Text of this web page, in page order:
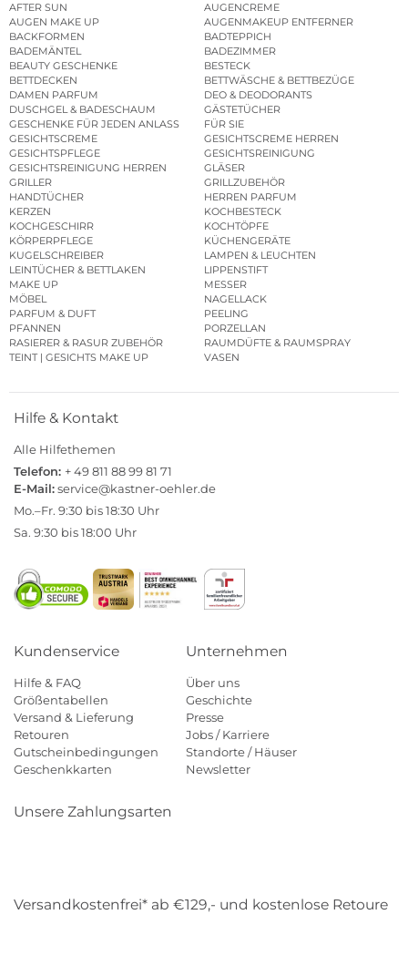
AFTER SUN
AUGENCREME
AUGEN MAKE UP
AUGENMAKEUP ENTFERNER
BACKFORMEN
BADTEPPICH
BADEMÄNTEL
BADEZIMMER
BEAUTY GESCHENKE
BESTECK
BETTDECKEN
BETTWÄSCHE & BETTBEZÜGE
DAMEN PARFUM
DEO & DEODORANTS
DUSCHGEL & BADESCHAUM
GÄSTETÜCHER
GESCHENKE FÜR JEDEN ANLASS
FÜR SIE
GESICHTSCREME
GESICHTSCREME HERREN
GESICHTSPFLEGE
GESICHTSREINIGUNG
GESICHTSREINIGUNG HERREN
GLÄSER
GRILLER
GRILLZUBEHÖR
HANDTÜCHER
HERREN PARFUM
KERZEN
KOCHBESTECK
KOCHGESCHIRR
KOCHTÖPFE
KÖRPERPFLEGE
KÜCHENGERÄTE
KUGELSCHREIBER
LAMPEN & LEUCHTEN
LEINTÜCHER & BETTLAKEN
LIPPENSTIFT
MAKE UP
MESSER
MÖBEL
NAGELLACK
PARFUM & DUFT
PEELING
PFANNEN
PORZELLAN
RASIERER & RASUR ZUBEHÖR
RAUMDÜFTE & RAUMSPRAY
TEINT | GESICHTS MAKE UP
VASEN
Hilfe & Kontakt
Alle Hilfethemen
Telefon: + 49 811 88 99 81 71
E-Mail:service@kastner-oehler.de
Mo.–Fr. 9:30 bis 18:30 Uhr
Sa. 9:30 bis 18:00 Uhr
Kundenservice
Hilfe & FAQ
Größentabellen
Versand & Lieferung
Retouren
Gutscheinbedingungen
Geschenkkarten
Unternehmen
Über uns
Geschichte
Presse
Jobs / Karriere
Standorte / Häuser
Newsletter
Unsere Zahlungsarten
Versandkostenfrei* ab €129,- und kostenlose Retoure